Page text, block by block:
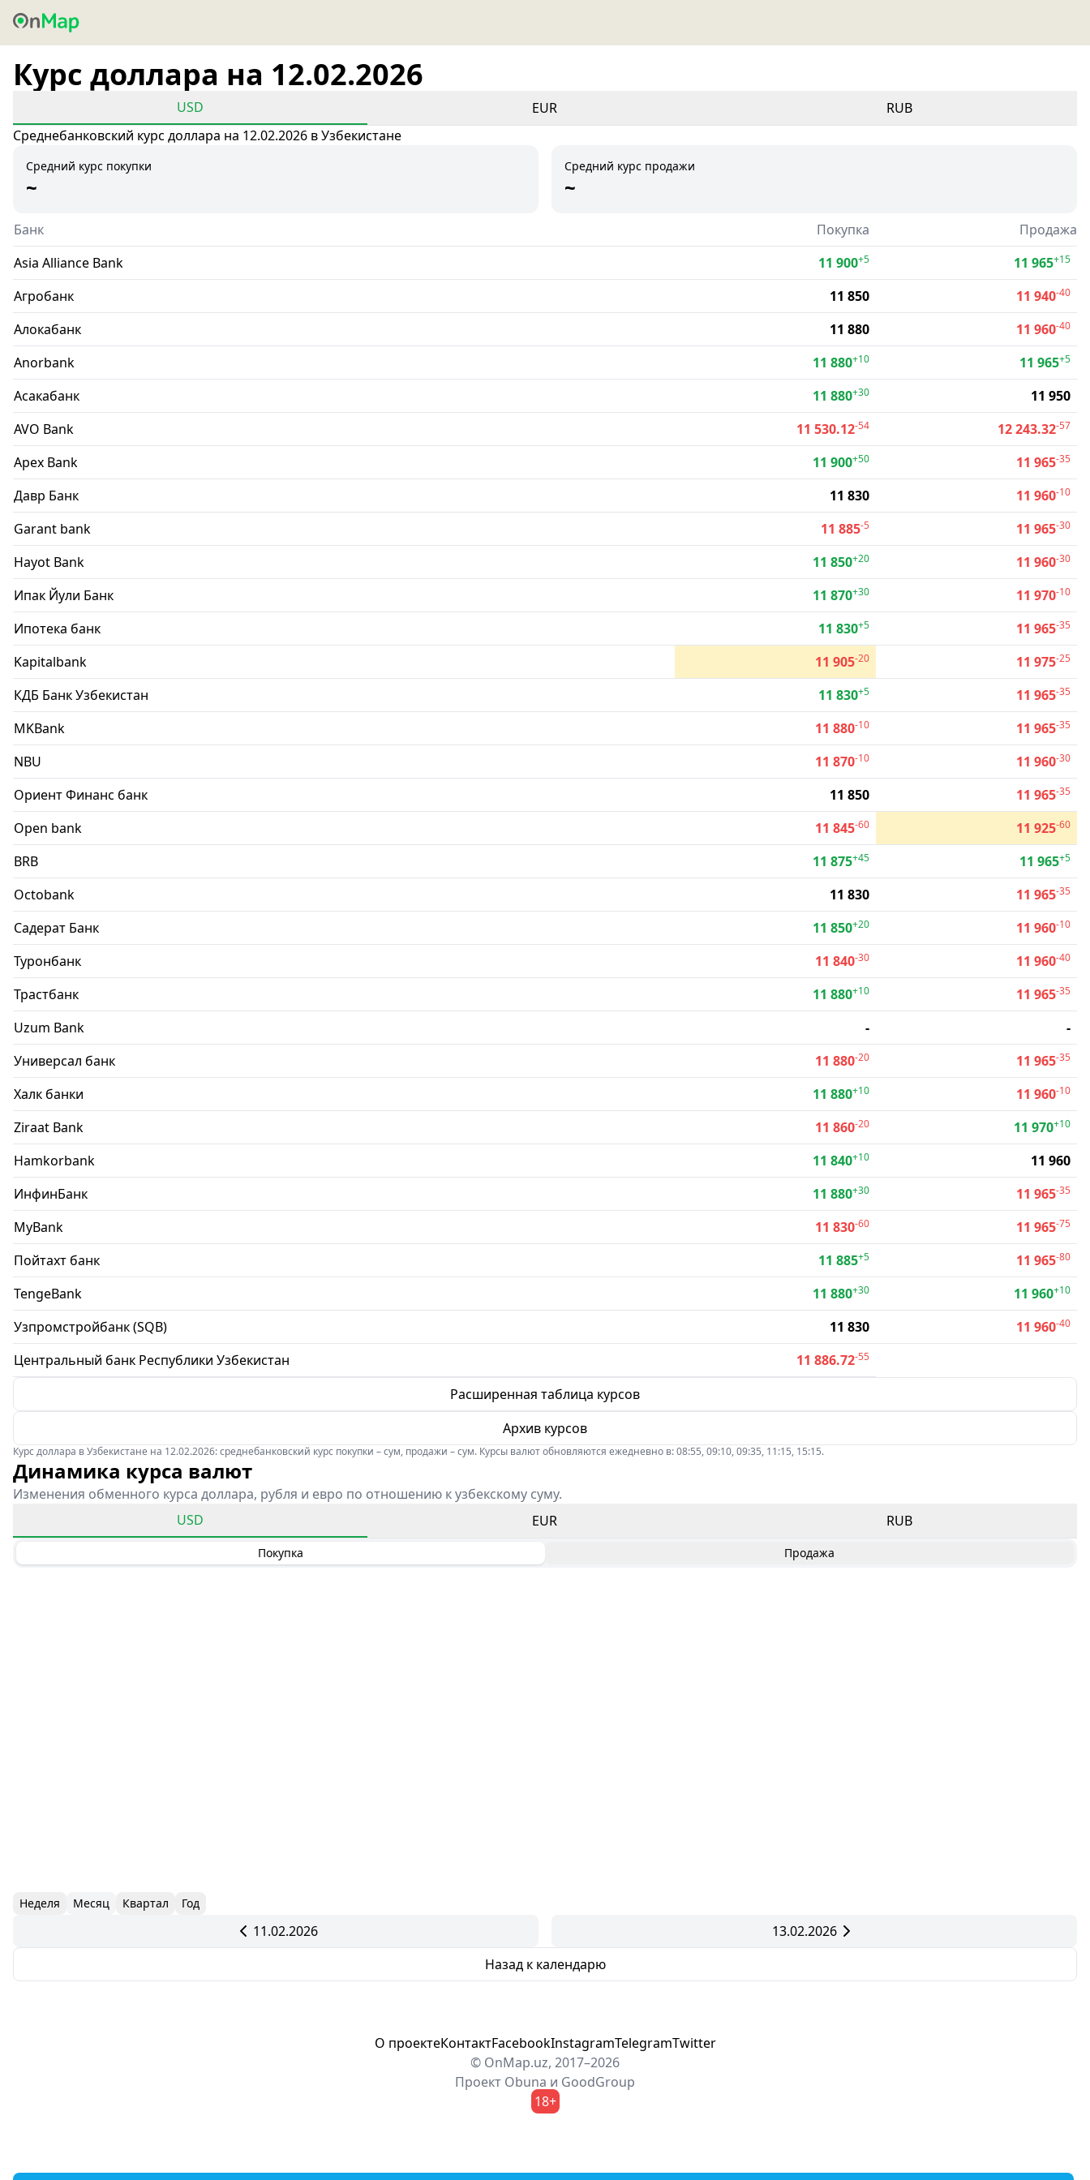
Курс доллара на 12.02.2026
USD EUR
RUB
Среднебанковский курс доллара на 12.02.2026 в Узбекистане
Средний курс покупки
~
Средний курс продажи
~
Банк Покупка
Продажа
Asia Alliance Bank
11 900+5 11 965+15
Агробанк 11 850 11 940-40
Алокабанк 11 880 11 960-40
Anorbank 11 880+10 11 965+5
Асакабанк 11 880+30
11 950
AVO Bank
11 530.12-54 12 243.32-57
Apex Bank 11 900+50 11 965-35
Давр Банк 11 830 11 960-10
Garant bank 11 885-5 11 965-30
Hayot Bank 11 850+20 11 960-30
Ипак Йули Банк 11 870+30 11 970-10
Ипотека банк 11 830+5 11 965-35
Kapitalbank 11 905-20 11 975-25
КДБ Банк Узбекистан 11 830+5 11 965-35
MKBank 11 880-10 11 965-35
NBU 11 870-10 11 960-30
Ориент Финанс банк 11 850 11 965-35
Open bank 11 845-60 11 925-60
BRB 11 875+45 11 965+5
Octobank 11 830 11 965-35
Садерат Банк 11 850+20 11 960-10
Туронбанк 11 840-30 11 960-40
Трастбанк 11 880+10 11 965-35
Uzum Bank -
-
Универсал банк
11 880-20 11 965-35
Халк банки 11 880+10 11 960-10
Ziraat Bank 11 860-20 11 970+10
Hamkorbank 11 840+10
11 960
ИнфинБанк
11 880+30 11 965-35
MyBank 11 830-60 11 965-75
Пойтахт банк 11 885+5 11 965-80
TengeBank 11 880+30 11 960+10
Узпромстройбанк (SQB) 11 830 11 960-40
Центральный банк Республики Узбекистан 11 886.72-55
Расширенная таблица курсов
Архив курсов
Курс доллара в Узбекистане на 12.02.2026: среднебанковский курс покупки – сум, продажи – сум. Курсы валют обновляются ежедневно в: 08:55, 09:10, 09:35, 11:15, 15:15.
Динамика курса валют
Изменения обменного курса доллара, рубля и евро по отношению к узбекскому суму.
USD
EUR RUB
Покупка Продажа
Неделя Месяц Квартал Год
11.02.2026
13.02.2026
Назад к календарю
О проектеКонтактFacebookInstagramTelegramTwitter
© OnMap.uz, 2017–2026
Проект Obuna и GoodGroup
18+